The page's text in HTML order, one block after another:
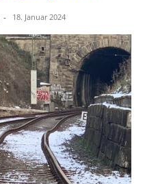
- 18. Januar 2024